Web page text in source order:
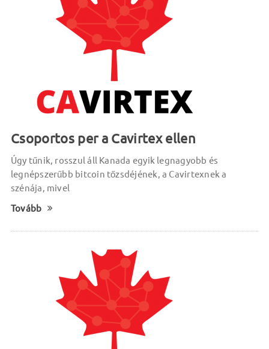
Csoportos per a Cavirtex ellen
Úgy tűnik, rosszul áll Kanada egyik legnagyobb és
legnépszerűbb bitcoin tőzsdéjének, a Cavirtexnek a
szénája, mivel
Tovább